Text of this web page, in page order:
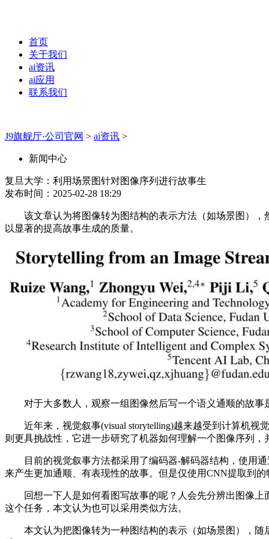
首页
关于我们
ai资讯
ai应用
联系我们
J9旗舰厅·公司官网 > ai资讯 >
新闻中心
复旦大学：利用场景图针对图像序列进行故事生
发布时间：2025-02-28 18:29
该文章认为将图像转为图结构的表示方法（如场景图），
以显著的提高故事生成的质量。
对于大多数人，观察一组图像然后写一个语义通顺的故事
近年来，视觉叙事(visual storytelling)越来越受到计算机视
则更具挑战性，它进一步研究了机器如何理解一个图像序列，
目前的视觉叙事方法都采用了编码器-解码器结构，使用通
来产生更加通顺、有表现性的故事。但是仅使用CNN提取到
回想一下人是如何看图写故事的呢？人会先分辨出图像上
这个任务，本文认为也可以采用类似方法。
本文认为把图像转为一种图结构的表示（如场景图），随后